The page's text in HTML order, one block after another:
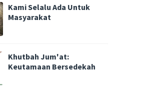
Kami Selalu Ada Untuk
Masyarakat
Khutbah Jum'at:
Keutamaan Bersedekah